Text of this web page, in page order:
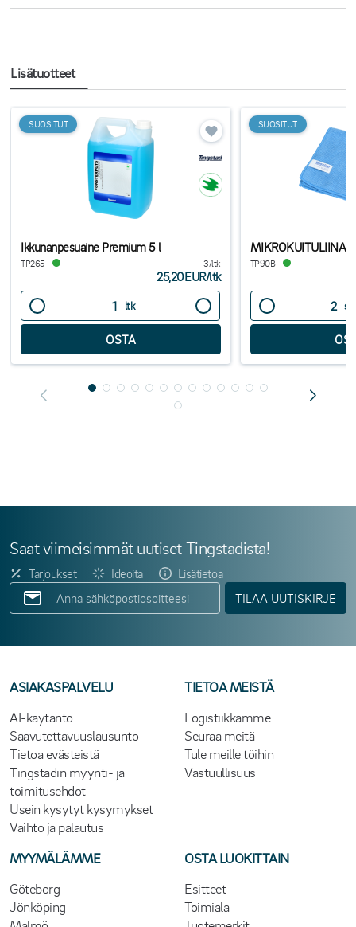
Lisätuotteet
SUOSITUT
Ikkunanpesuaine Premium 5 l
TP265 3/ltk
25,20EUR/ltk
ltk
SUOSITUT
MIKROKUITULIINA
TP90B
Saat viimeisimmät uutiset Tingstadista!
Tarjoukset Ideoita
Lisätietoa
TILAA UUTISKIRJE
ASIAKASPALVELU
AI-käytäntö
Saavutettavuuslausunto
Tietoa evästeistä
Tingstadin myynti- ja
toimitusehdot
Usein kysytyt kysymykset
Vaihto ja palautus
TIETOA MEISTÄ
Logistiikkamme
Seuraa meitä
Tule meille töihin
Vastuullisuus
MYYMÄLÄMME
Göteborg
Jönköping
OSTA LUOKITTAIN
Esitteet
Toimiala